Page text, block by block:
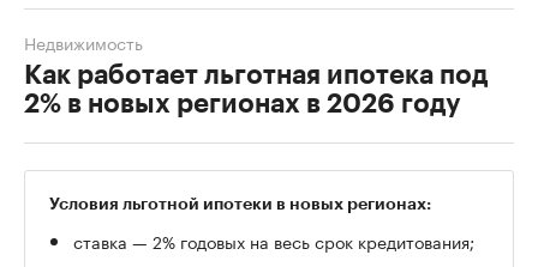
Как работает льготная ипотека под
2% в новых регионах в 2026 году
Недвижимость
Условия льготной ипотеки в новых регионах:
ставка — 2% годовых на весь срок кредитования;